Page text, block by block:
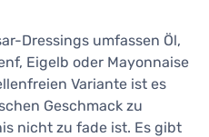
Dressings umfassen Öl,
Eigelb oder Mayonnaise
Variante ist es
Geschmack zu
nicht zu fade ist. Es gibt